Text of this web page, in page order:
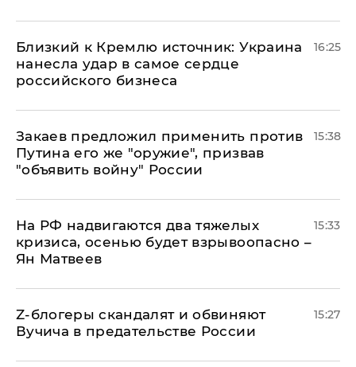
Близкий к Кремлю источник: Украина
нанесла удар в самое сердце
российского бизнеса
16:25
Закаев предложил применить против
Путина его же "оружие", призвав
"объявить войну" России
15:38
На РФ надвигаются два тяжелых
кризиса, осенью будет взрывоопасно –
Ян Матвеев
15:33
Z-блогеры скандалят и обвиняют
Вучича в предательстве России
15:27